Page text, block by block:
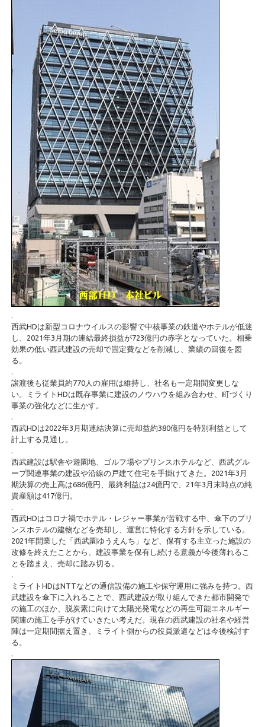
.
西武HDは新型コロナウイルスの影響で中核事業の鉄道やホテルが低迷
し、2021年3月期の連結最終損益が723億円の赤字となっていた。相乗
効果の低い西武建設の売却で固定費などを削減し、業績の回復を図
る。
.
譲渡後も従業員約770人の雇用は維持し、社名も一定期間変更しな
い。ミライトHDは既存事業に建設のノウハウを組み合わせ、町づくり
事業の強化などに生かす。
.
西武HDは2022年3月期連結決算に売却益約380億円を特別利益として
計上する見通し。
.
西武建設は駅舎や遊園地、ゴルフ場やプリンスホテルなど、西武グル
ープ関連事業の建設や沿線の戸建て住宅を手掛けてきた。2021年3月
期決算の売上高は686億円、最終利益は24億円で、21年3月末時点の純
資産額は417億円。
.
西武HDはコロナ禍でホテル・レジャー事業が苦戦する中、傘下のプリ
ンスホテルの建物などを売却し、運営に特化する方針を示している。
2021年開業した「西武園ゆうえんち」など、保有する主立った施設の
改修を終えたことから、建設事業を保有し続ける意義が今後薄れるこ
とを踏まえ、売却に踏み切る。
.
ミライトHDはNTTなどの通信設備の施工や保守運用に強みを持つ。西
武建設を傘下に入れることで、西武建設が取り組んできた都市開発で
の施工のほか、脱炭素に向けて太陽光発電などの再生可能エネルギー
関連の施工を手がけていきたい考えだ。現在の西武建設の社名や経営
陣は一定期間据え置き、ミライト側からの役員派遣などは今後検討す
る。
.